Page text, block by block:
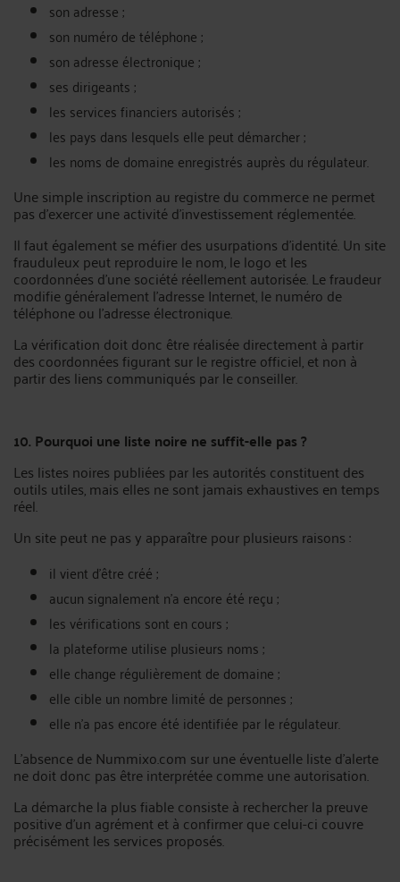
son adresse ;
son numéro de téléphone ;
son adresse électronique ;
ses dirigeants ;
les services financiers autorisés ;
les pays dans lesquels elle peut démarcher ;
les noms de domaine enregistrés auprès du régulateur.
Une simple inscription au registre du commerce ne permet
pas d’exercer une activité d’investissement réglementée.
Il faut également se méfier des usurpations d’identité. Un site
frauduleux peut reproduire le nom, le logo et les
coordonnées d’une société réellement autorisée. Le fraudeur
modifie généralement l’adresse Internet, le numéro de
téléphone ou l’adresse électronique.
La vérification doit donc être réalisée directement à partir
des coordonnées figurant sur le registre officiel, et non à
partir des liens communiqués par le conseiller.
10. Pourquoi une liste noire ne suffit-elle pas ?
Les listes noires publiées par les autorités constituent des
outils utiles, mais elles ne sont jamais exhaustives en temps
réel.
Un site peut ne pas y apparaître pour plusieurs raisons :
il vient d’être créé ;
aucun signalement n’a encore été reçu ;
les vérifications sont en cours ;
la plateforme utilise plusieurs noms ;
elle change régulièrement de domaine ;
elle cible un nombre limité de personnes ;
elle n’a pas encore été identifiée par le régulateur.
L’absence de Nummixo.com sur une éventuelle liste d’alerte
ne doit donc pas être interprétée comme une autorisation.
La démarche la plus fiable consiste à rechercher la preuve
positive d’un agrément et à confirmer que celui-ci couvre
précisément les services proposés.